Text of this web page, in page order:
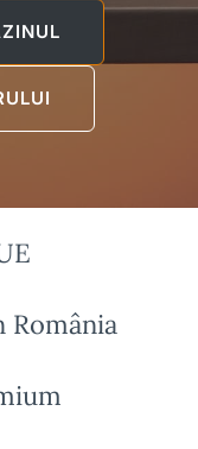
România